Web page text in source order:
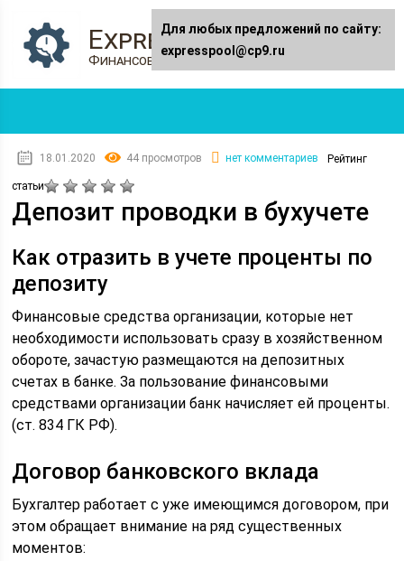
Expresspool.ru
Финансовый журнал
18.01.2020 44 просмотров нет комментариев Рейтинг
статьи
Депозит проводки в бухучете
Как отразить в учете проценты по
депозиту
Финансовые средства организации, которые нет
необходимости использовать сразу в хозяйственном
обороте, зачастую размещаются на депозитных
счетах в банке. За пользование финансовыми
средствами организации банк начисляет ей проценты.
(ст. 834 ГК РФ).
Договор банковского вклада
Бухгалтер работает с уже имеющимся договором, при
этом обращает внимание на ряд существенных
моментов:
Для любых предложений по сайту:
expresspool@cp9.ru